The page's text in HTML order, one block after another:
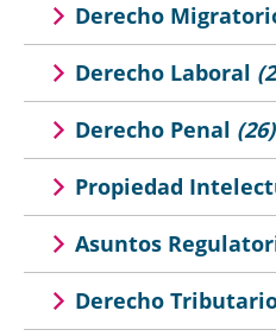
Derecho
Derecho Laboral
Derecho Penal (26)
Propiedad
Asuntos
Derecho